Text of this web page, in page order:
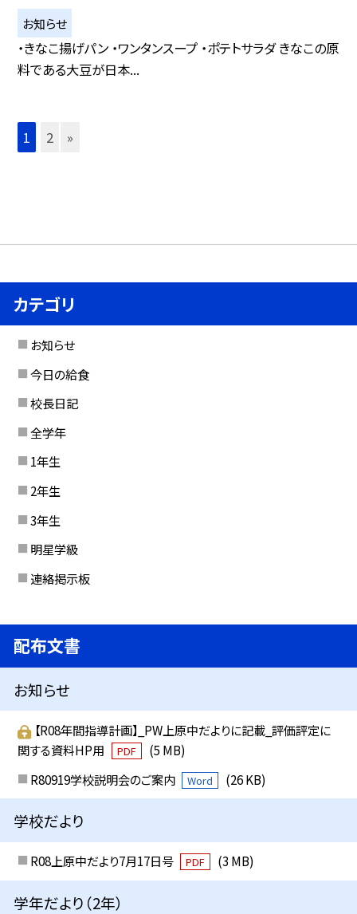
お知らせ
・きなこ揚げパン ・ワンタンスープ ・ポテトサラダ きなこの原
料である大豆が日本...
1 2 »
カテゴリ
お知らせ
今日の給食
校長日記
全学年
1年生
2年生
3年生
明星学級
連絡掲示板
配布文書
お知らせ
【R08年間指導計画】_PW上原中だよりに記載_評価評定に
関する資料HP用
PDF
(5 MB)
R80919学校説明会のご案内
Word (26 KB)
学校だより
R08上原中だより7月17日号 PDF (3 MB)
学年だより（2年）